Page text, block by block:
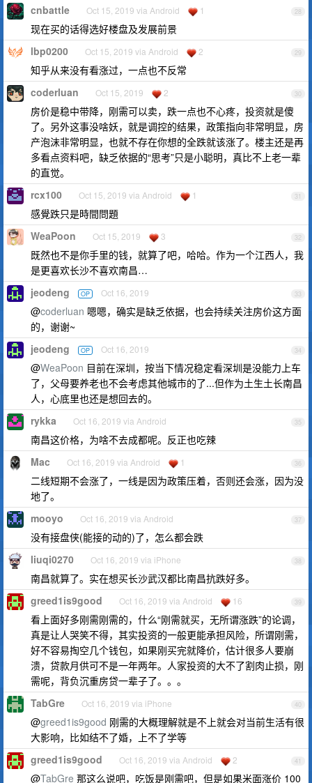
28
cnbattle Oct 15, 2019 via Android 1
现在买的话得选好楼盘及发展前景
29
lbp0200 Oct 15, 2019 via Android 2
知乎从来没有看涨过，一点也不反常
30
coderluan Oct 15, 2019 2
房价是稳中带降，刚需可以卖，跌一点也不心疼，投资就是傻
了。另外这事没啥妖，就是调控的结果，政策指向非常明显，房
产泡沫非常明显，也就不存在你想的全跌就该涨了。楼主还是再
多看点资料吧，缺乏依据的“思考”只是小聪明，真比不上老一辈
的直觉。
31
rcx100 Oct 15, 2019 via Android 1
感覺跌只是時間問題
32
WeaPoon Oct 15, 2019 3
既然也不是你手里的钱，就算了吧，哈哈。作为一个江西人，我
是更喜欢长沙不喜欢南昌…
33
jeodeng OP Oct 16, 2019
@coderluan 嗯嗯，确实是缺乏依据，也会持续关注房价这方面
的，谢谢~
34
jeodeng OP Oct 16, 2019
@WeaPoon 目前在深圳，按当下情况稳定看深圳是没能力上车
了，父母要养老也不会考虑其他城市的了...但作为土生土长南昌
人，心底里也还是想回去的。
35
rykka Oct 16, 2019 via Android
南昌这价格，为啥不去成都呢。反正也吃辣
36
Mac Oct 16, 2019 via Android 1
二线短期不会涨了，一线是因为政策压着，否则还会涨，因为没
地了。
37
mooyo Oct 16, 2019 via Android
没有接盘侠(能接的动的)了，怎么都会跌
38
liuqi0270 Oct 16, 2019 via iPhone
南昌就算了。实在想买长沙武汉都比南昌抗跌好多。
39
greed1is9good Oct 16, 2019 via Android 16
看上面好多刚需刚需的，什么“刚需就买，无所谓涨跌”的论调，
真是让人哭笑不得，其实投资的一般更能承担风险，所谓刚需，
好不容易掏空几个钱包，如果刚买完就降价，估计很多人要崩
溃，贷款月供可不是一年两年。人家投资的大不了割肉止损，刚
需呢，背负沉重房贷一辈子了。。。
40
TabGre Oct 16, 2019 via iPhone
@greed1is9good 刚需的大概理解就是不上就会对当前生活有很
大影响，比如结不了婚，上不了学等
41
greed1is9good Oct 16, 2019 via Android 2
@TabGre 那这么说吧，吃饭是刚需吧，但是如果米面涨价 100